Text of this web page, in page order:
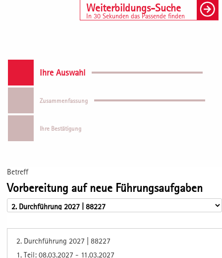
Weiterbildungs-Suche
In 30 Sekunden das Passende finden
Ihre Auswahl
Zusammenfassung
Ihre Bestätigung
Betreff
Vorbereitung auf neue Führungsaufgaben
2. Durchführung 2027 | 88227
1. Teil: 08.03.2027 - 11.03.2027